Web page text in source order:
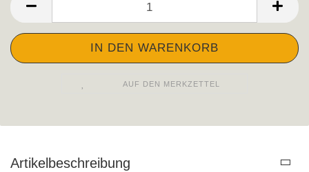
AUF DEN MERKZETTEL
Artikelbeschreibung